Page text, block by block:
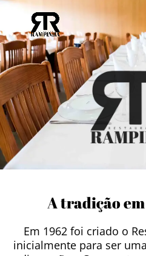
A tradição
Em 1962 foi criado o
inicialmente para ser